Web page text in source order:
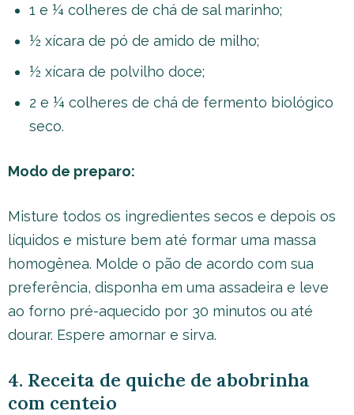
1 e ¼ colheres de chá de sal marinho;
½ xícara de pó de amido de milho;
½ xícara de polvilho doce;
2 e ¼ colheres de chá de fermento biológico
seco.
Modo de preparo:
Misture todos os ingredientes secos e depois os
líquidos e misture bem até formar uma massa
homogênea. Molde o pão de acordo com sua
preferência, disponha em uma assadeira e leve
ao forno pré-aquecido por 30 minutos ou até
dourar. Espere amornar e sirva.
4. Receita de quiche de abobrinha
com centeio